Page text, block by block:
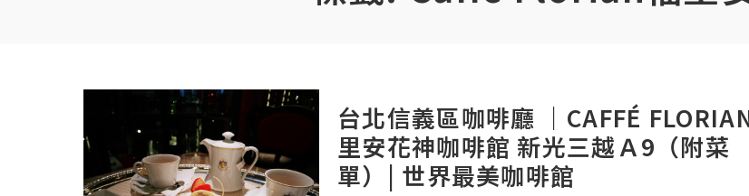
台北信義區咖啡廳 ｜CAFFÉ
里安花神咖啡館 新光三越Ａ9（附菜
單）| 世界最美咖啡館